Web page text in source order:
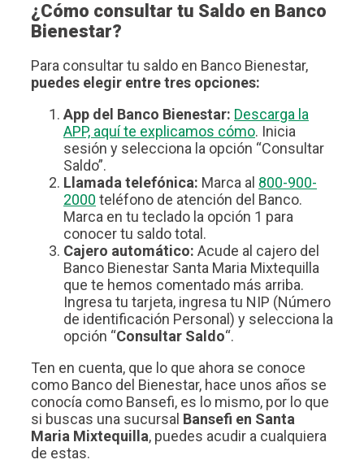
¿Cómo consultar tu Saldo en Banco
Bienestar?
Para consultar tu saldo en Banco Bienestar,
puedes elegir entre tres opciones:
App del Banco Bienestar: Descarga la
APP, aquí te explicamos cómo. Inicia
sesión y selecciona la opción “Consultar
Saldo”.
Llamada telefónica: Marca al 800-900-
2000 teléfono de atención del Banco.
Marca en tu teclado la opción 1 para
conocer tu saldo total.
Cajero automático: Acude al cajero del
Banco Bienestar Santa Maria Mixtequilla
que te hemos comentado más arriba.
Ingresa tu tarjeta, ingresa tu NIP (Número
de identificación Personal) y selecciona la
opción “Consultar Saldo“.
Ten en cuenta, que lo que ahora se conoce
como Banco del Bienestar, hace unos años se
conocía como Bansefi, es lo mismo, por lo que
si buscas una sucursal Bansefi en Santa
Maria Mixtequilla, puedes acudir a cualquiera
de estas.